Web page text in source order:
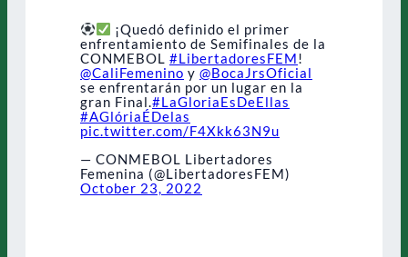
¡Quedó definido el primer
enfrentamiento de Semifinales de la
CONMEBOL #LibertadoresFEM!
@CaliFemenino y @BocaJrsOficial
se enfrentarán por un lugar en la
gran Final.#LaGloriaEsDeEllas
#AGlóriaÉDelas
pic.twitter.com/F4Xkk63N9u
— CONMEBOL Libertadores
Femenina (@LibertadoresFEM)
October 23, 2022